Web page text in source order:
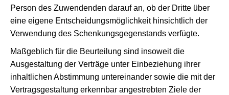
Person des Zuwendenden darauf an, ob der Dritte über
eine eigene Entscheidungsmöglichkeit hinsichtlich der
Verwendung des Schenkungsgegenstands verfügte.
Maßgeblich für die Beurteilung sind insoweit die
Ausgestaltung der Verträge unter Einbeziehung ihrer
inhaltlichen Abstimmung untereinander sowie die mit der
Vertragsgestaltung erkennbar angestrebten Ziele der